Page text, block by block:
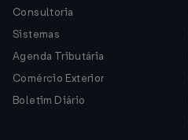
Consultoria
Sistemas
Agenda Tributária
Comércio Exterior
Boletim Diário